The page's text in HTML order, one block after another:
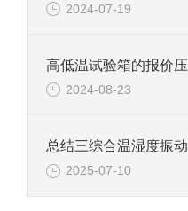
2024-07-19
2024-08-23
2025-07-10